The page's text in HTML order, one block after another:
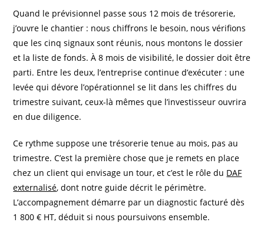
Quand le prévisionnel passe sous 12 mois de trésorerie,
j’ouvre le chantier : nous chiffrons le besoin, nous vérifions
que les cinq signaux sont réunis, nous montons le dossier
et la liste de fonds. À 8 mois de visibilité, le dossier doit être
parti. Entre les deux, l’entreprise continue d’exécuter : une
levée qui dévore l’opérationnel se lit dans les chiffres du
trimestre suivant, ceux-là mêmes que l’investisseur ouvrira
en due diligence.
Ce rythme suppose une trésorerie tenue au mois, pas au
trimestre. C’est la première chose que je remets en place
chez un client qui envisage un tour, et c’est le rôle du DAF
externalisé, dont notre guide décrit le périmètre.
L’accompagnement démarre par un diagnostic facturé dès
1 800 € HT, déduit si nous poursuivons ensemble.